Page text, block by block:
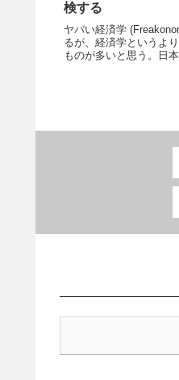
検する
ヤバい経済学
るが、経済学というよ
ものが多いと思う。日
楽で7勝7敗の力士が妙